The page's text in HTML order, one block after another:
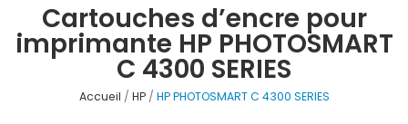
Cartouches d’encre pour
imprimante HP PHOTOSMART
C 4300 SERIES
Accueil HP HP PHOTOSMART C 4300 SERIES